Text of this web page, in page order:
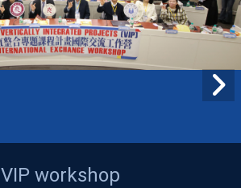
VIP workshop